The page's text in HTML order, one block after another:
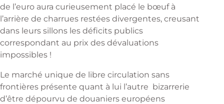
de l’euro aura curieusement placé le bœuf à
l’arrière de charrues restées divergentes, creusant
dans leurs sillons les déficits publics
correspondant au prix des dévaluations
impossibles !
Le marché unique de libre circulation sans
frontières présente quant à lui l’autre bizarrerie
d’être dépourvu de douaniers européens